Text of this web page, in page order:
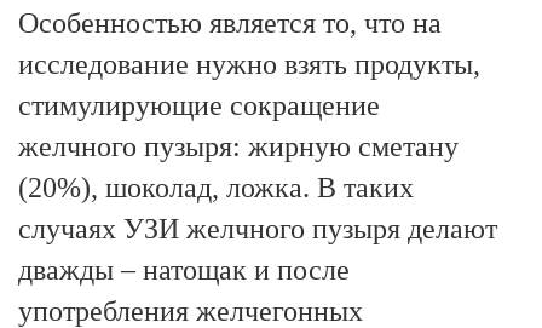
Особенностью является то, что на
исследование нужно взять продукты,
стимулирующие сокращение
желчного пузыря: жирную сметану
(20%), шоколад, ложка. В таких
случаях УЗИ желчного пузыря делают
дважды – натощак и после
употребления желчегонных